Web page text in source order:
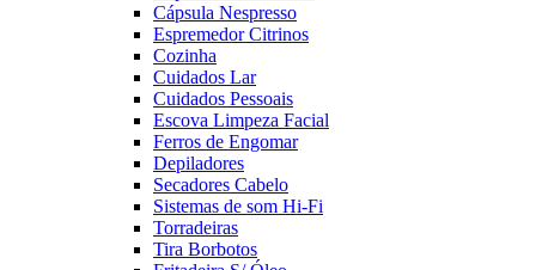
Cápsula Nespresso
Espremedor Citrinos
Cozinha
Cuidados Lar
Cuidados Pessoais
Escova Limpeza Facial
Ferros de Engomar
Depiladores
Secadores Cabelo
Sistemas de som Hi-Fi
Torradeiras
Tira Borbotos